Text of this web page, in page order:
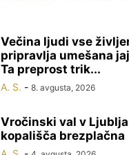
Večina ljudi vse
pripravlja umešana
Ta preprost trik...
A. S. - 8. avgusta, 2026
Vročinski val v
kopališča brezplačna